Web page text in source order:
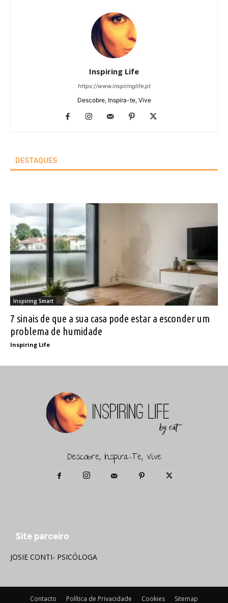
Inspiring Life
https://www.inspiringlife.pt
Descobre, Inspira-te, Vive
DESTAQUES
Inspiring Smart
7 sinais de que a sua casa pode estar a esconder um
problema de humidade
Inspiring Life
Descobre, Inspira-Te, Vive
Site parceiro
JOSIE CONTI- PSICÓLOGA
Contacto Política de Privacidade Cookies Sitemap